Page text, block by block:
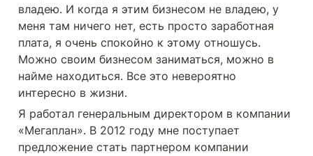
владею. И когда я этим бизнесом не владею, у
меня там ничего нет, есть просто заработная
плата, я очень спокойно к этому отношусь.
Можно своим бизнесом заниматься, можно в
найме находиться. Все это невероятно
интересно в жизни.
Я работал генеральным директором в компании
«Мегаплан». В 2012 году мне поступает
предложение стать партнером компании